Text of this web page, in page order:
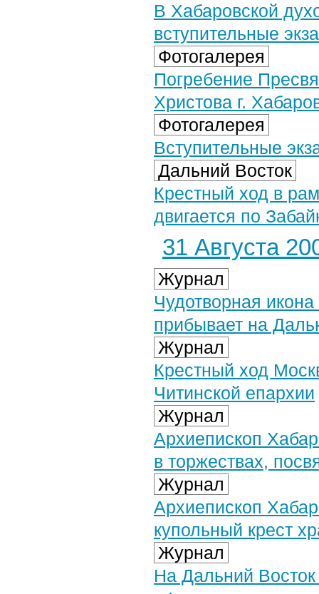
В Хабаровской
вступительные
Фотогалерея
Погребение
Христова г.
Фотогалерея
Вступительные
Дальний Восток
Крестный ход в
двигается по
31 Августа
Журнал
Чудотворная
прибывает на
Журнал
Крестный ход
Читинской епархии
Журнал
Архиепископ
в торжествах,
Журнал
Архиепископ
купольный крест
Журнал
На Дальний